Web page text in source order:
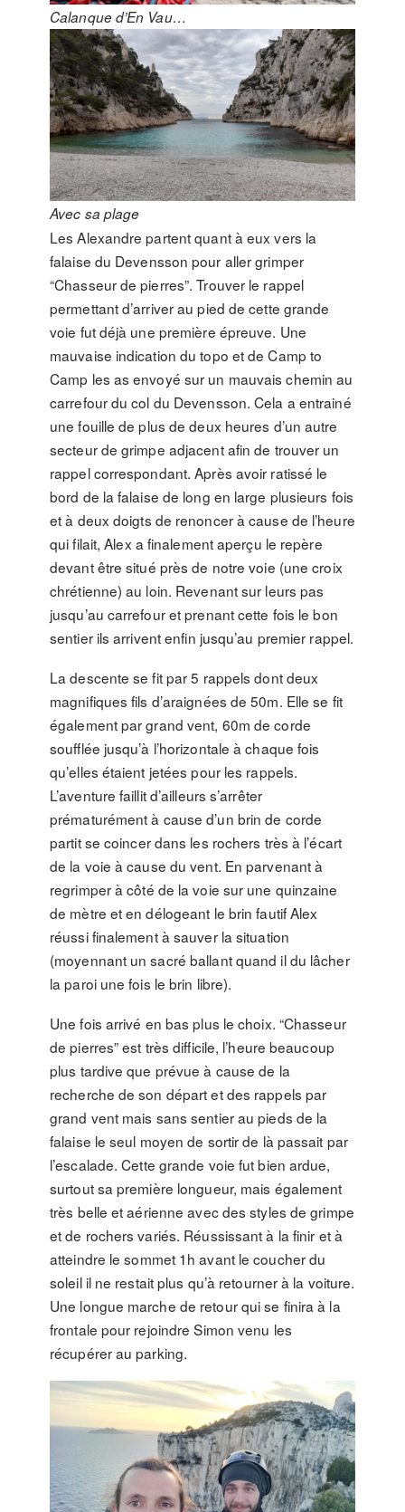
Calanque d’En Vau…
Avec sa plage
Les Alexandre partent quant à eux vers la
falaise du Devensson pour aller grimper
“Chasseur de pierres”. Trouver le rappel
permettant d’arriver au pied de cette grande
voie fut déjà une première épreuve. Une
mauvaise indication du topo et de Camp to
Camp les as envoyé sur un mauvais chemin au
carrefour du col du Devensson. Cela a entrainé
une fouille de plus de deux heures d’un autre
secteur de grimpe adjacent afin de trouver un
rappel correspondant. Après avoir ratissé le
bord de la falaise de long en large plusieurs fois
et à deux doigts de renoncer à cause de l’heure
qui filait, Alex a finalement aperçu le repère
devant être situé près de notre voie (une croix
chrétienne) au loin. Revenant sur leurs pas
jusqu’au carrefour et prenant cette fois le bon
sentier ils arrivent enfin jusqu’au premier rappel.
La descente se fit par 5 rappels dont deux
magnifiques fils d’araignées de 50m. Elle se fit
également par grand vent, 60m de corde
soufflée jusqu’à l’horizontale à chaque fois
qu’elles étaient jetées pour les rappels.
L’aventure faillit d’ailleurs s’arrêter
prématurément à cause d’un brin de corde
partit se coincer dans les rochers très à l’écart
de la voie à cause du vent. En parvenant à
regrimper à côté de la voie sur une quinzaine
de mètre et en délogeant le brin fautif Alex
réussi finalement à sauver la situation
(moyennant un sacré ballant quand il du lâcher
la paroi une fois le brin libre).
Une fois arrivé en bas plus le choix. “Chasseur
de pierres” est très difficile, l’heure beaucoup
plus tardive que prévue à cause de la
recherche de son départ et des rappels par
grand vent mais sans sentier au pieds de la
falaise le seul moyen de sortir de là passait par
l’escalade. Cette grande voie fut bien ardue,
surtout sa première longueur, mais également
très belle et aérienne avec des styles de grimpe
et de rochers variés. Réussissant à la finir et à
atteindre le sommet 1h avant le coucher du
soleil il ne restait plus qu’à retourner à la voiture.
Une longue marche de retour qui se finira à la
frontale pour rejoindre Simon venu les
récupérer au parking.